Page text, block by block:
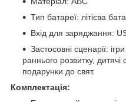
Тип батареї: літієва
Вхід для заряджання:
Застосовні сценарії:
раннього розвитку, дитячі
подарунки до свят.
Комплектація: